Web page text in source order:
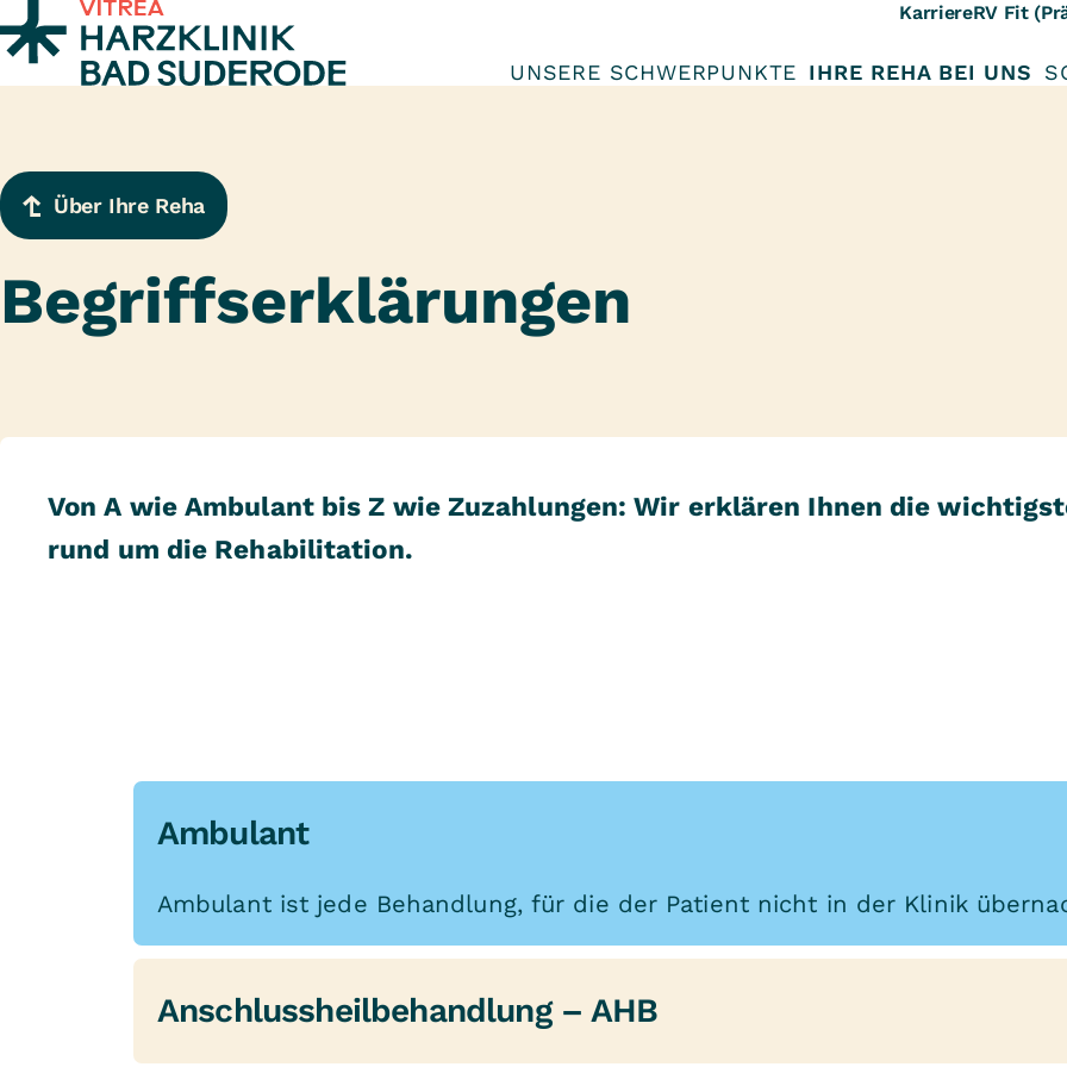
Zum Inhalt springen KarriereRV Fit
UNSERE SCHWERPUNKTE IHRE REHA BEI UNS
Über Ihre Reha
Begriffserklärungen
Von A wie Ambulant bis Z wie Zuzahlungen: Wir erklären Ihnen die
rund um die Rehabilitation.
Ambulant
Ambulant ist jede Behandlung, für die der Patient nicht in der Klinik
Anschlussheilbehandlung – AHB